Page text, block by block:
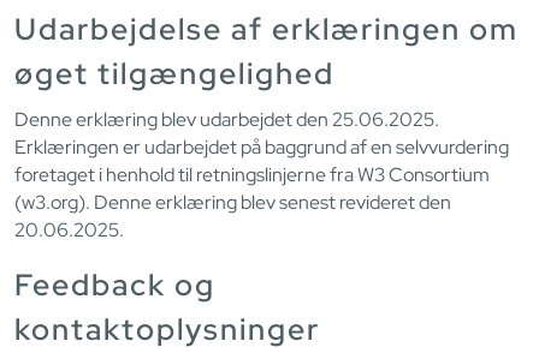
Udarbejdelse af erklæringen om
øget tilgængelighed
Denne erklæring blev udarbejdet den 25.06.2025.
Erklæringen er udarbejdet på baggrund af en selvvurdering
foretaget i henhold til retningslinjerne fra W3 Consortium
(w3.org). Denne erklæring blev senest revideret den
20.06.2025.
Feedback og
kontaktoplysninger